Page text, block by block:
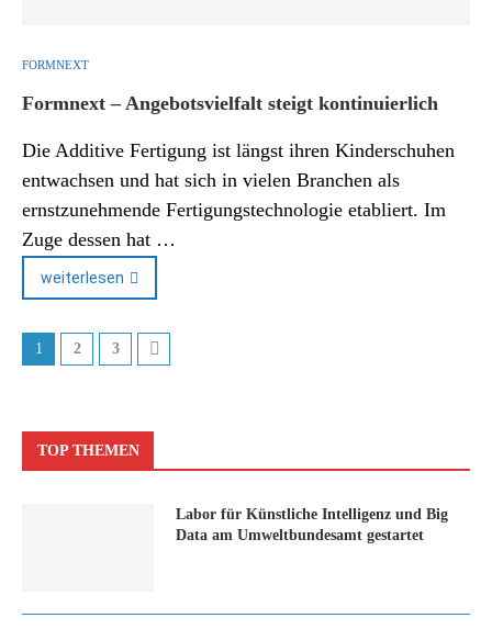
FORMNEXT
Formnext – Angebotsvielfalt steigt kontinuierlich
Die Additive Fertigung ist längst ihren Kinderschuhen
entwachsen und hat sich in vielen Branchen als
ernstzunehmende Fertigungstechnologie etabliert. Im
Zuge dessen hat …
weiterlesen
1 2 3
TOP THEMEN
Labor für Künstliche Intelligenz und Big
Data am Umweltbundesamt gestartet